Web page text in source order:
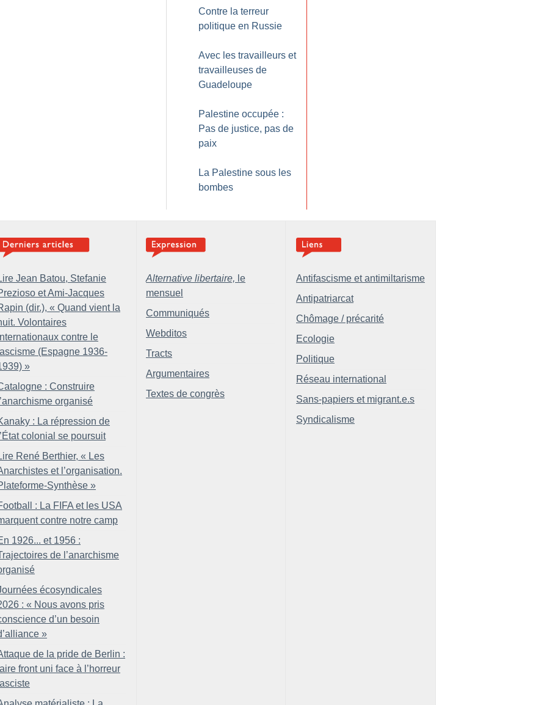
Contre la terreur
politique en Russie
Avec les travailleurs et
travailleuses de
Guadeloupe
Palestine occupée :
Pas de justice, pas de
paix
La Palestine sous les
bombes
Jean Batou, Stefanie
et Ami-Jacques
(dir.), « Quand vient la
Volontaires
contre le
(Espagne 1936-
»
: Construire
organisé
: La répression de
colonial se poursuit
René Berthier, « Les
et l’organisation.
Synthèse »
: La FIFA et les USA
contre notre camp
1926... et 1956 :
de l’anarchisme
écosyndicales
: « Nous avons pris
d’un besoin
»
de la pride de Berlin :
front uni face à l’horreur
Alternative libertaire, le
mensuel
Communiqués
Webditos
Tracts
Argumentaires
Textes de congrès
Antifascisme et antimiltarisme
Antipatriarcat
Chômage / précarité
Ecologie
Politique
Réseau international
Sans-papiers et migrant.e.s
Syndicalisme